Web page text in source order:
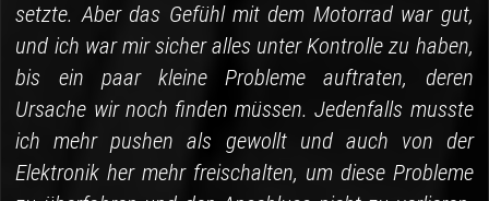
setzte. Aber das Gefühl mit dem Motorrad war gut,
und ich war mir sicher alles unter Kontrolle zu haben,
bis ein paar kleine Probleme auftraten, deren
Ursache wir noch finden müssen. Jedenfalls musste
ich mehr pushen als gewollt und auch von der
Elektronik her mehr freischalten, um diese Probleme